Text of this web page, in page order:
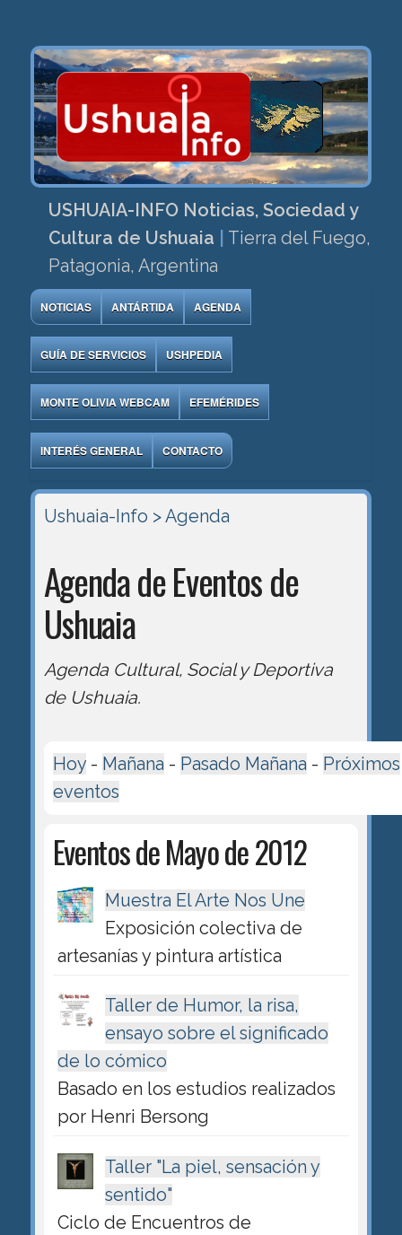
USHUAIA-INFO Noticias, Sociedad y
Cultura de Ushuaia
Tierra del Fuego,
Patagonia, Argentina
NOTICIAS ANTÁRTIDA AGENDA
GUÍA DE SERVICIOS USHPEDIA
MONTE OLIVIA WEBCAM EFEMÉRIDES
INTERÉS GENERAL CONTACTO
Ushuaia-Info > Agenda
Agenda de Eventos de
Ushuaia
Agenda Cultural, Social y Deportiva
de Ushuaia.
Hoy- Mañana - Pasado Mañana - Próximos
eventos
Eventos de Mayo de 2012
Muestra El Arte Nos Une
Exposición colectiva de
artesanías y pintura artística
Taller de Humor, la risa,
ensayo sobre el significado
de lo cómico
Basado en los estudios realizados
por Henri Bersong
Taller "La piel, sensación y
sentido"
Ciclo de Encuentros de